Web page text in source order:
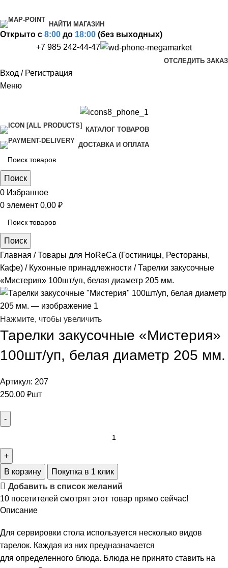
НАЙТИ МАГАЗИН
Открыто c 8:00 до 18:00 (без выходных)
+7 985 242-44-47
ОТСЛЕДИТЬ ЗАКАЗ
Вход / Регистрация
Меню
КАТАЛОГ ТОВАРОВ
ДОСТАВКА И ОПЛАТА
Поиск
0 Избранное
0 элемент 0,00 ₽
Поиск
Главная
Товары для HoReCa (Гостиницы, Рестораны,
Кафе)
Кухонные принадлежности
Тарелки закусочные
«Мистерия» 100шт/уп, белая диаметр 205 мм.
Нажмите, чтобы увеличить
Тарелки закусочные «Мистерия»
100шт/уп, белая диаметр 205 мм.
Артикул: 207
250,00 ₽шт
В корзину
Покупка в 1 клик
Добавить в список желаний
10 посетителей смотрят этот товар прямо сейчас!
Описание
Для сервировки стола используется несколько видов
тарелок. Каждая из них предназначается
для определенного блюда. Блюда не принято ставить на